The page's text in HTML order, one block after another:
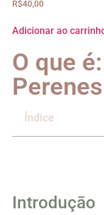
R$40,00
Adicionar ao
O que
Perenes
Índice
Introdução